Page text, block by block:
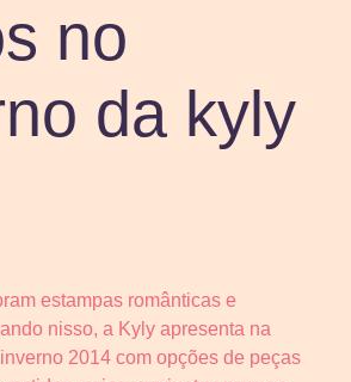
no
da kyly
estampas românticas e
nisso, a Kyly apresenta na
2014 com opções de peças